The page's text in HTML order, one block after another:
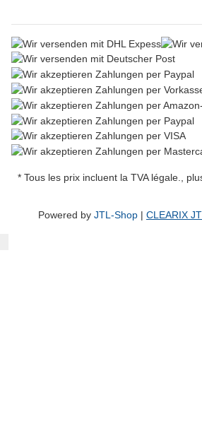
* Tous les prix incluent la TVA légale.,
Powered by JTL-Shop | CLEARIX